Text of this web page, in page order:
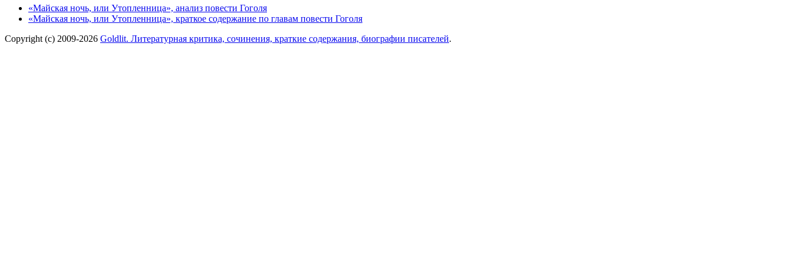
«Майская ночь, или Утопленница», анализ повести Гоголя
«Майская ночь, или Утопленница», краткое содержание по главам повести Гоголя
Copyright (c) 2009-2026 Goldlit. Литературная критика, сочинения, краткие содержания, биографии писателей.